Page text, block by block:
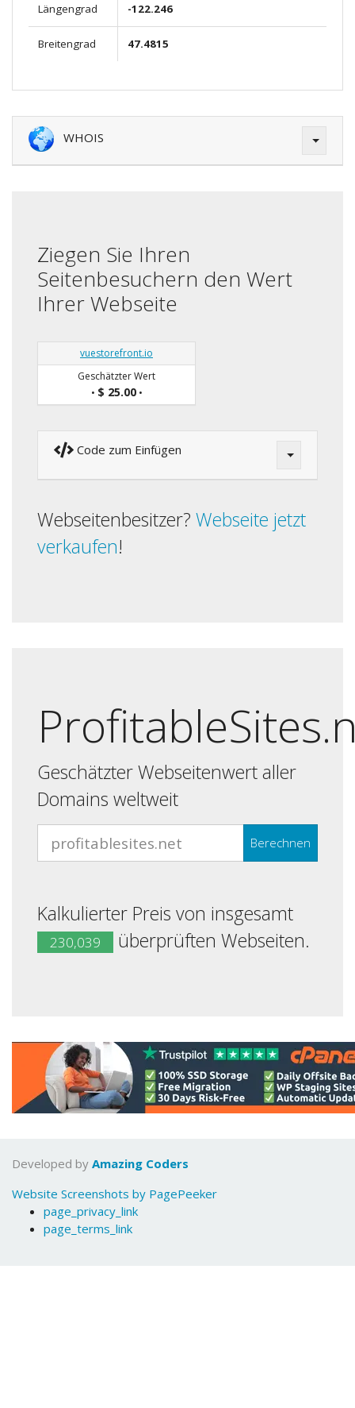
Längengrad -122.246
Breitengrad 47.4815
WHOIS
Ziegen Sie Ihren
Seitenbesuchern den Wert
Ihrer Webseite
vuestorefront.io
Geschätzter Wert
• $ 25.00•
Code zum Einfügen
Webseitenbesitzer? Webseite jetzt
verkaufen!
Geschätzter Webseitenwert aller
Domains weltweit
Berechnen
Kalkulierter Preis von insgesamt
230,039 überprüften Webseiten.
Developed by Amazing Coders
Website Screenshots by PagePeeker
page_privacy_link
page_terms_link